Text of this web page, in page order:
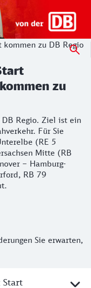
Regio. Ziel ist ein
kommen zu DB Regio
zu
Regio. Ziel ist ein
Für Sie
(RE 5
Mitte (RB
– Hamburg-
RB 79
Sie erwarten,
Start